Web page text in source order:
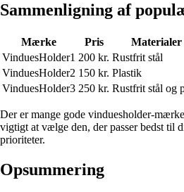
Sammenligning af
Mærke Pris Materialer
VinduesHolder1 200 kr. Rustfrit stål
VinduesHolder2 150 kr. Plastik
VinduesHolder3 250 kr. Rustfrit stål og
Der er mange gode vinduesholder-
vigtigt at vælge den, der passer bedst til
prioriteter.
Opsummering